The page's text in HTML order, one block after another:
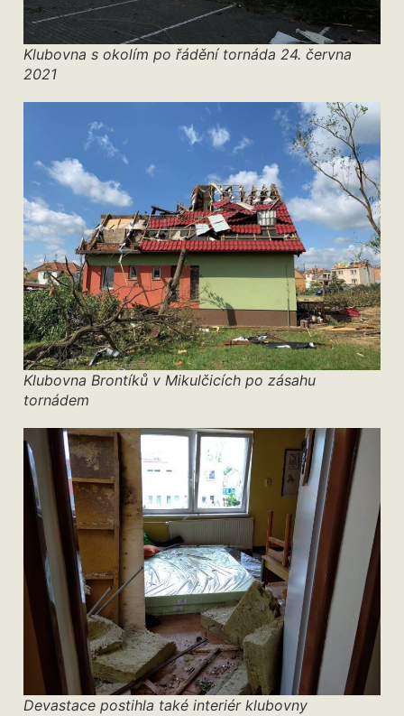
Klubovna s okolím po řádění tornáda 24. června
2021
Klubovna Brontíků v Mikulčicích po zásahu
tornádem
Devastace postihla také interiér klubovny